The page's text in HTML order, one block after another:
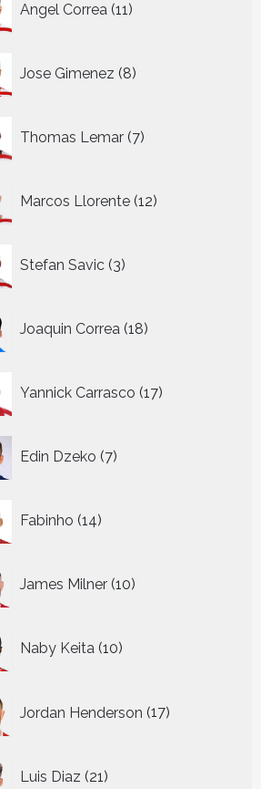
Angel Correa 11
producten
Jose Gimenez 8
producten
Thomas Lemar 7
producten
Marcos Llorente 12
producten
Stefan Savic 3
producten
Joaquin Correa 18
producten
Yannick Carrasco 17
producten
Edin Dzeko 7
producten
Fabinho 14
producten
James Milner 10
producten
Naby Keita 10
producten
Jordan Henderson 17
producten
Luis Diaz 21